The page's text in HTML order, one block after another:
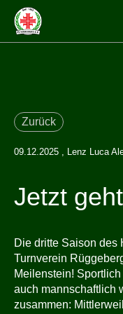
Zurück
09.12.2025 , Lenz Luca
Jetzt
Die dritte Saison des
Turnverein
Meilenstein!
auch mannschaftlich
zusammen: